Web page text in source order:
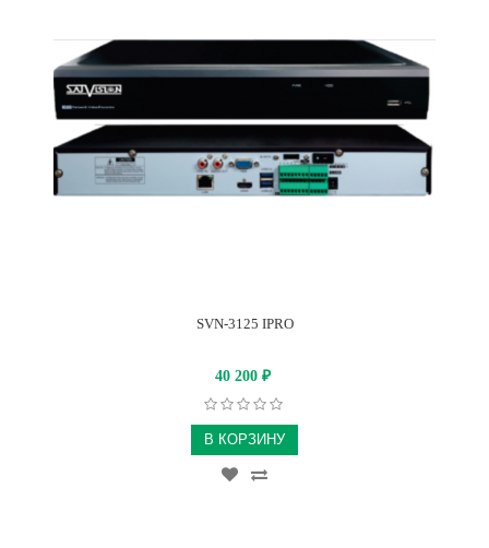
SVN-3125 IPRO
40 200 ₽
В КОРЗИНУ